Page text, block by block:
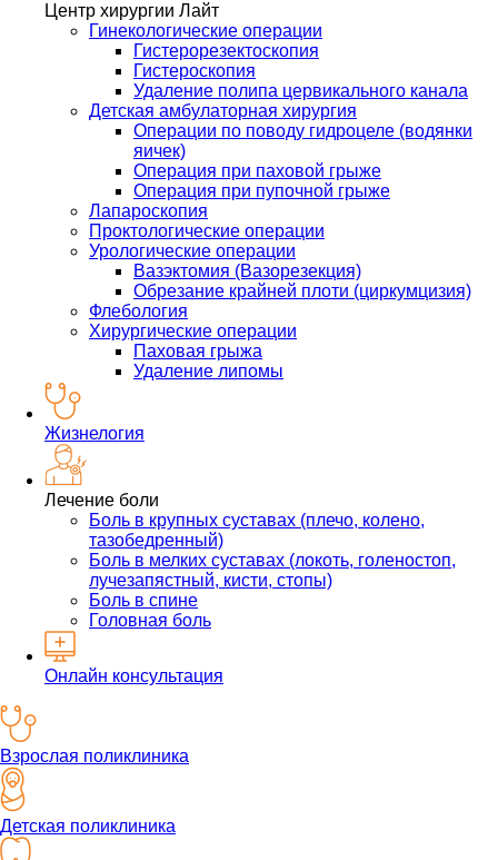
Центр хирургии Лайт
Гинекологические операции
Гистерорезектоскопия
Гистероскопия
Удаление полипа цервикального канала
Детская амбулаторная хирургия
Операции по поводу гидроцеле (водянки
яичек)
Операция при паховой грыже
Операция при пупочной грыже
Лапароскопия
Проктологические операции
Урологические операции
Вазэктомия (Вазорезекция)
Обрезание крайней плоти (циркумцизия)
Флебология
Хирургические операции
Паховая грыжа
Удаление липомы
Жизнелогия
Лечение боли
Боль в крупных суставах (плечо, колено,
тазобедренный)
Боль в мелких суставах (локоть, голеностоп,
лучезапястный, кисти, стопы)
Боль в спине
Головная боль
Онлайн консультация
Взрослая поликлиника
Детская поликлиника